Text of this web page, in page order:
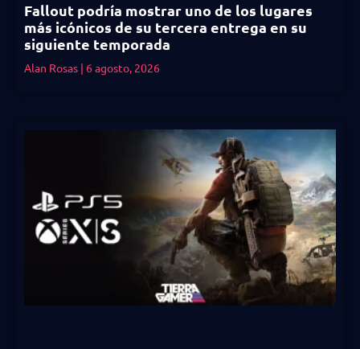
Fallout podría mostrar uno de los lugares
más icónicos de su tercera entrega en su
siguiente temporada
Alan Rosas 6 agosto, 2026